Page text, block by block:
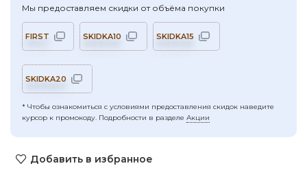
Мы предоставляем скидки от объёма покупки
FIRST SKIDKA10 SKIDKA15
SKIDKA20
* Чтобы ознакомиться с условиями предоставления скидок наведите
курсор к промокоду. Подробности в разделе Акции
Добавить в избранное